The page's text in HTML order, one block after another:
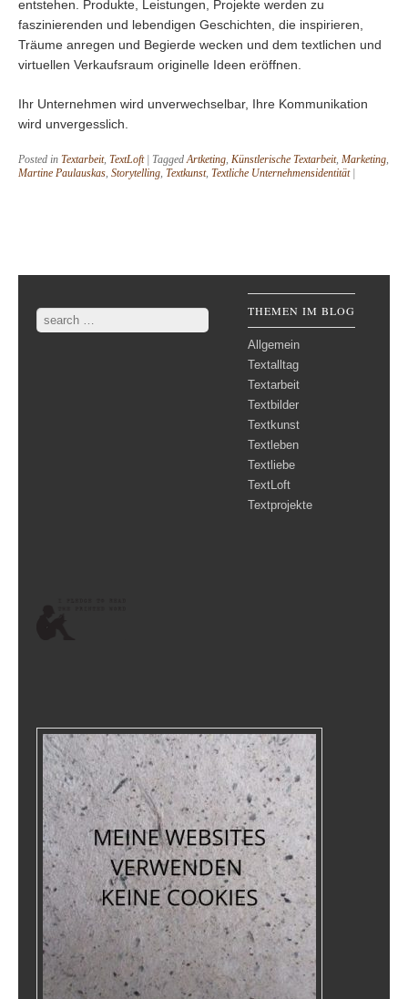
entstehen. Produkte, Leistungen, Projekte werden zu
faszinierenden und lebendigen Geschichten, die inspirieren,
Träume anregen und Begierde wecken und dem textlichen und
virtuellen Verkaufsraum originelle Ideen eröffnen.
Ihr Unternehmen wird unverwechselbar, Ihre Kommunikation
wird unvergesslich.
Posted in Textarbeit, TextLoft | Tagged Artketing Künstlerische Textarbeit, Marketing
Martine Paulauskas Storytelling Textkunst, Textliche Unternehmensidentität |
Post navigation
Search THEMEN IM BLOG
Allgemein
Textalltag
Textarbeit
Textbilder
Textkunst
Textleben
Textliebe
TextLoft
Textprojekte